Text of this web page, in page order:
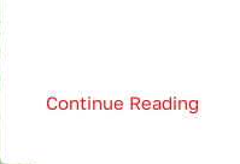
Continue Reading